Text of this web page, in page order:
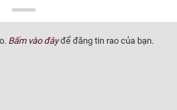
NĂM SẢN XUẤT
Tất cả
XUẤT XỨ
Bấm vào đâyđể đăng tin rao của bạn.